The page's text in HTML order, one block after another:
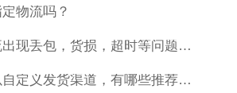
物流吗？
官方物流出现丢包，货损，超时等问题，责任方是谁？是否影响店铺指标？
如果可以自定义发货渠道，有哪些推荐的物流渠道？